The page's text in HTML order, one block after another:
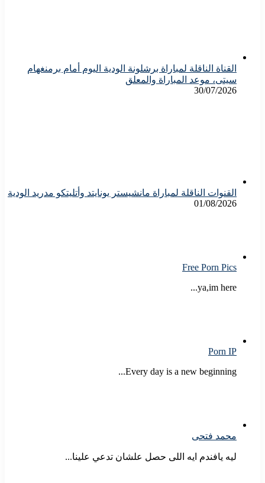
القناة الناقلة لمباراة برشلونة الودية اليوم أمام برمنغهام
سيتى، موعد المباراة والمعلق
30/07/2026
القنوات الناقلة لمباراة مانشيستر يونايتد وأتليتكو مدريد الودية
01/08/2026
Free Porn Pics
ya,im here...
Porn IP
Every day is a new beginning...
محمد فتحى
ليه يافندم ايه اللى حصل علشان تدعي علينا...